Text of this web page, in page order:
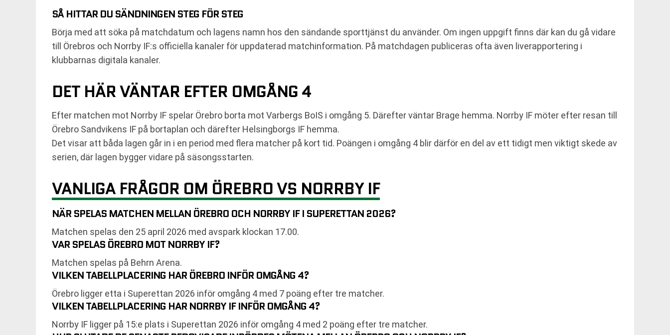
SÅ HITTAR DU SÄNDNINGEN STEG FÖR STEG
Börja med att söka på matchdatum och lagens namn hos den sändande sporttjänst du använder. Om ingen uppgift finns där kan du gå vidare
till Örebros och Norrby IF:s officiella kanaler för uppdaterad matchinformation. På matchdagen publiceras ofta även liverapportering i
klubbarnas digitala kanaler.
DET HÄR VÄNTAR EFTER OMGÅNG 4
Efter matchen mot Norrby IF spelar Örebro borta mot Varbergs BoIS i omgång 5. Därefter väntar Brage hemma. Norrby IF möter efter resan till
Örebro Sandvikens IF på bortaplan och därefter Helsingborgs IF hemma.
Det visar att båda lagen går in i en period med flera matcher på kort tid. Poängen i omgång 4 blir därför en del av ett tidigt men viktigt skede av
serien, där lagen bygger vidare på säsongsstarten.
VANLIGA FRÅGOR OM ÖREBRO VS NORRBY IF
NÄR SPELAS MATCHEN MELLAN ÖREBRO OCH NORRBY IF I SUPERETTAN 2026?
Matchen spelas den 25 april 2026 med avspark klockan 17.00.
VAR SPELAS ÖREBRO MOT NORRBY IF?
Matchen spelas på Behrn Arena.
VILKEN TABELLPLACERING HAR ÖREBRO INFÖR OMGÅNG 4?
Örebro ligger etta i Superettan 2026 inför omgång 4 med 7 poäng efter tre matcher.
VILKEN TABELLPLACERING HAR NORRBY IF INFÖR OMGÅNG 4?
Norrby IF ligger på 15:e plats i Superettan 2026 inför omgång 4 med 2 poäng efter tre matcher.